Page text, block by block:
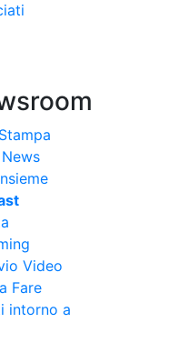
News
Video
Fare
intorno a